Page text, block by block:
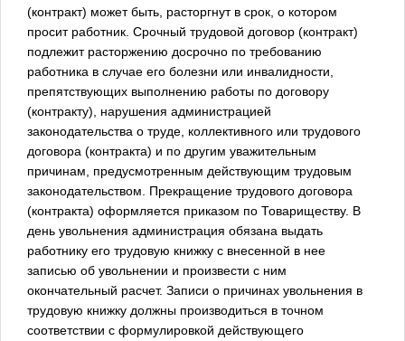
(контракт) может быть, расторгнут в срок, о котором
просит работник. Срочный трудовой договор (контракт)
подлежит расторжению досрочно по требованию
работника в случае его болезни или инвалидности,
препятствующих выполнению работы по договору
(контракту), нарушения администрацией
законодательства о труде, коллективного или трудового
договора (контракта) и по другим уважительным
причинам, предусмотренным действующим трудовым
законодательством. Прекращение трудового договора
(контракта) оформляется приказом по Товариществу. В
день увольнения администрация обязана выдать
работнику его трудовую книжку с внесенной в нее
записью об увольнении и произвести с ним
окончательный расчет. Записи о причинах увольнения в
трудовую книжку должны производиться в точном
соответствии с формулировкой действующего